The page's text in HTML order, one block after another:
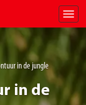
in de jungle
in de